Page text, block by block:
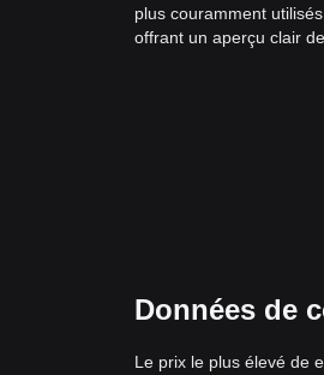
plus couramment
offrant un aperçu clair
Données de
Le prix le plus élevé de